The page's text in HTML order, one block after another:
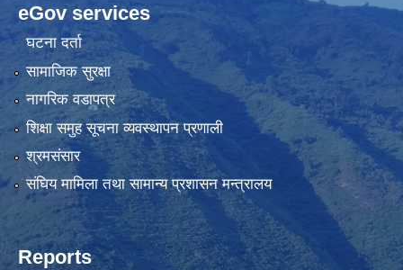
eGov services
घटना दर्ता
सामाजिक सुरक्षा
नागरिक वडापत्र
शिक्षा समुह सूचना व्यवस्थापन प्रणाली
श्रमसंसार
संघिय मामिला तथा सामान्य प्रशासन मन्त्रालय
Reports